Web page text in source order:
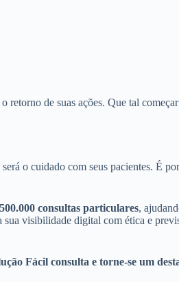
retorno de suas ações. Que tal
o cuidado com seus pacientes. É
consultas particulares,
visibilidade digital com ética e
Fácil consulta e torne-se um